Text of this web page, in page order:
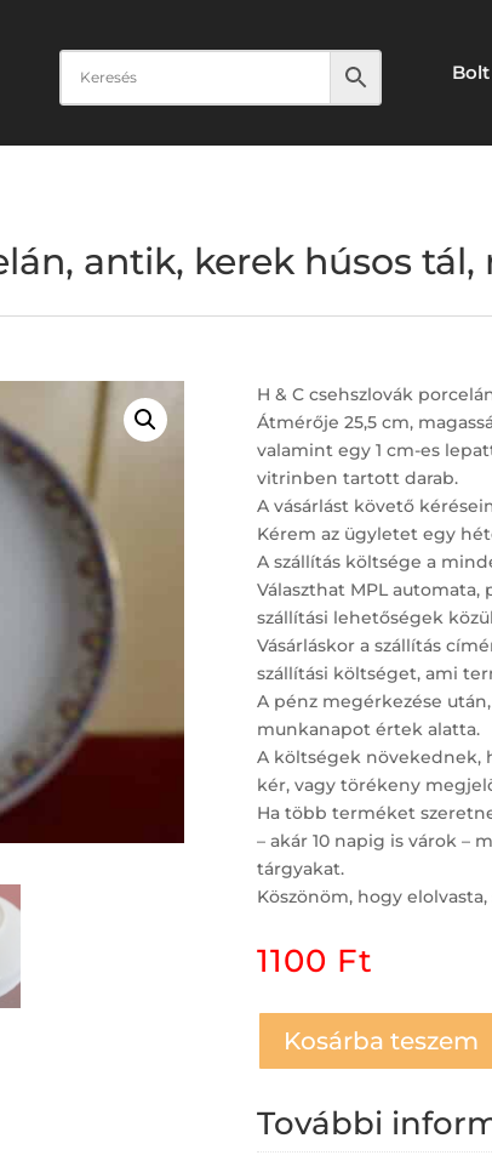
Bolt
antik, kerek húsos
H & C csehszlovák
Átmérője 25,5 cm,
valamint egy 1 cm-es
vitrinben tartott darab.
A vásárlást követő
Kérem az ügyletet egy
A szállítás költsége a
Választhat MPL
szállítási lehetőségek
Vásárláskor a szállítás
szállítási költséget, ami
A pénz megérkezése
munkanapot értek alatta.
A költségek növekednek,
kér, vagy törékeny
Ha több terméket
– akár 10 napig is várok –
tárgyakat.
Köszönöm, hogy
1100 Ft
Kosárba teszem
További